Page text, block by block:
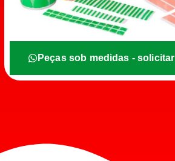
Peças sob medidas - solicitar